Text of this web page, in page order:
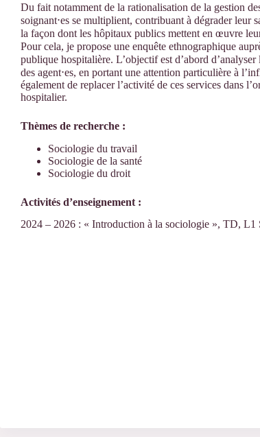
Du fait notamment de la rationalisation de la gestion
soignant⋅es se multiplient, contribuant à dégrader leur
la façon dont les hôpitaux publics mettent en œuvre
Pour cela, je propose une enquête ethnographique
publique hospitalière. L’objectif est d’abord
des agent⋅es, en portant une attention particulière à
également de replacer l’activité de ces services dans
hospitalier.
Thèmes de recherche :
Sociologie du travail
Sociologie de la santé
Sociologie du droit
Activités d’enseignement :
2024 – 2026 : « Introduction à la sociologie », TD, L1